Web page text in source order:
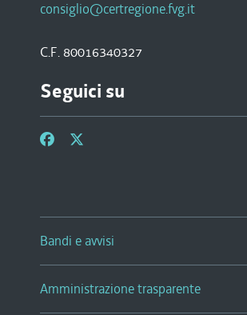
consiglio@certregione.fvg.it
C.F. 80016340327
Seguici su
Bandi e avvisi
Amministrazione trasparente